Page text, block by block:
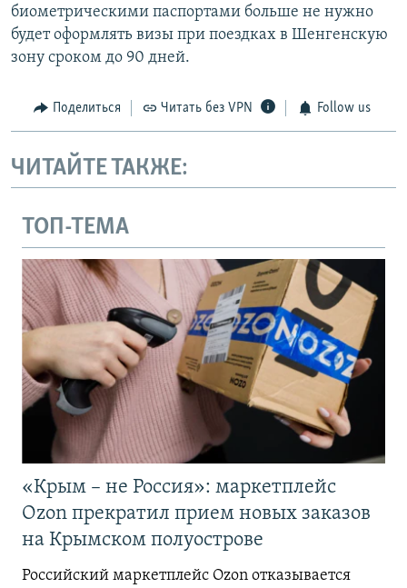
биометрическими паспортами больше не нужно
будет оформлять визы при поездках в Шенгенскую
зону сроком до 90 дней.
Поделиться Читать без VPN Follow us
ЧИТАЙТЕ ТАКЖЕ:
ТОП-ТЕМА
«Крым – не Россия»: маркетплейс
Ozon прекратил прием новых заказов
на Крымском полуострове
Российский маркетплейс Ozon отказывается